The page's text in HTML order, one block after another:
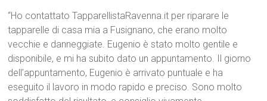
“Ho contattato TapparellistaRavenna.it per riparare le
tapparelle di casa mia a Fusignano, che erano molto
vecchie e danneggiate. Eugenio è stato molto gentile e
disponibile, e mi ha subito dato un appuntamento. Il giorno
dell’appuntamento, Eugenio è arrivato puntuale e ha
eseguito il lavoro in modo rapido e preciso. Sono molto